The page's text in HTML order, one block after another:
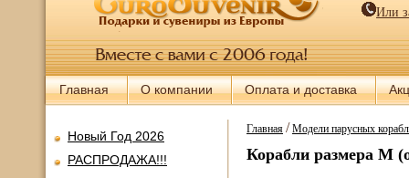
Или
Главная О компании Оплата и доставка
Новый Год 2026
РАСПРОДАЖА!!!
Главная/Модели парусных
Корабли размера M